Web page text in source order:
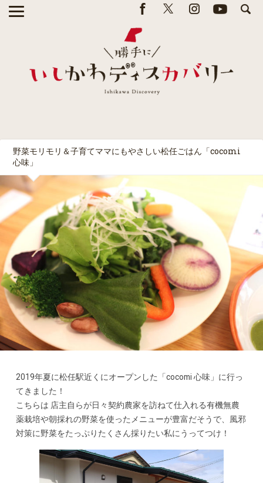
野菜モリモリ＆子育てママにもやさしい松任ごはん「cocomi
心味」
2019年夏に松任駅近くにオープンした「cocomi 心味」に行っ
てきました！
こちらは 店主自らが日々契約農家を訪ねて仕入れる有機無農
薬栽培や朝採れの野菜を使ったメニューが豊富だそうで、風邪
対策に野菜をたっぷりたくさん採りたい私にうってつけ！